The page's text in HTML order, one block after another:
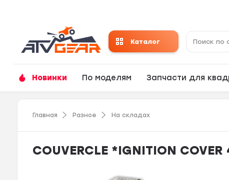
Каталог
Новинки По моделям Запчасти для
Главная Разное На складах
COUVERCLE *IGNITION COVER